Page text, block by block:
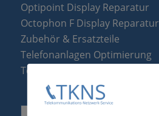
Optipoint Display Reparatur
Octophon F Display Reparatur
Zubehör & Ersatzteile
Telefonanlagen Optimierung
Telefonanlagen Erweiterung